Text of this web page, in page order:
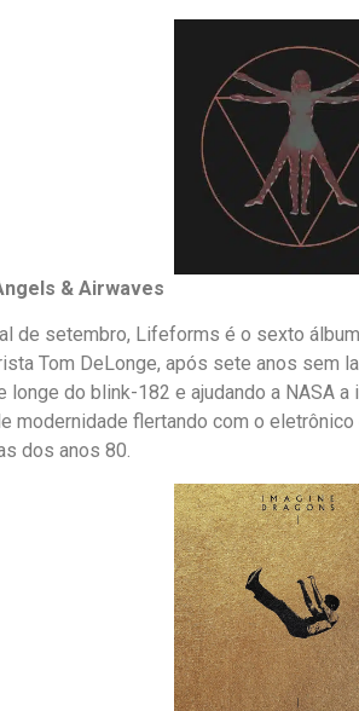
& Airwaves
de setembro, Lifeforms é o sexto
Tom DeLonge, após sete anos sem
longe do blink-182 e ajudando a NASA
modernidade flertando com o
dos anos 80.